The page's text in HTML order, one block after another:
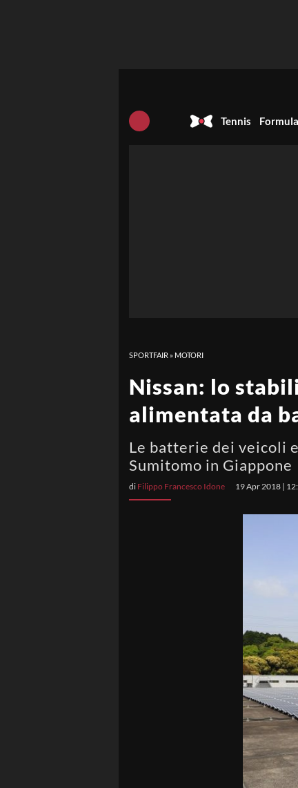
Tennis
SPORTFAIR » MOTORI
Nissan: lo
alimentata da
Le batterie dei veicoli
Sumitomo in Giappone
di Filippo Francesco Idone 19 Apr 2018 |